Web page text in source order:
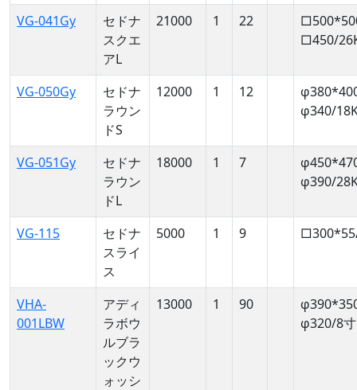
VG-041Gy
セドナ
スクエ
アL
21000 1 22
□450/
VG-050Gy
セドナ
ラウン
ドS
12000 1 12
φ340/
VG-051Gy
セドナ
ラウン
ドL
18000 1 7
φ390/
VG-115
セドナ
スライ
ス
5000 1 9
VHA-
001LBW
アディ
ラボウ
ルブラ
ックウ
ォッシ
13000 1 90
φ320/8寸